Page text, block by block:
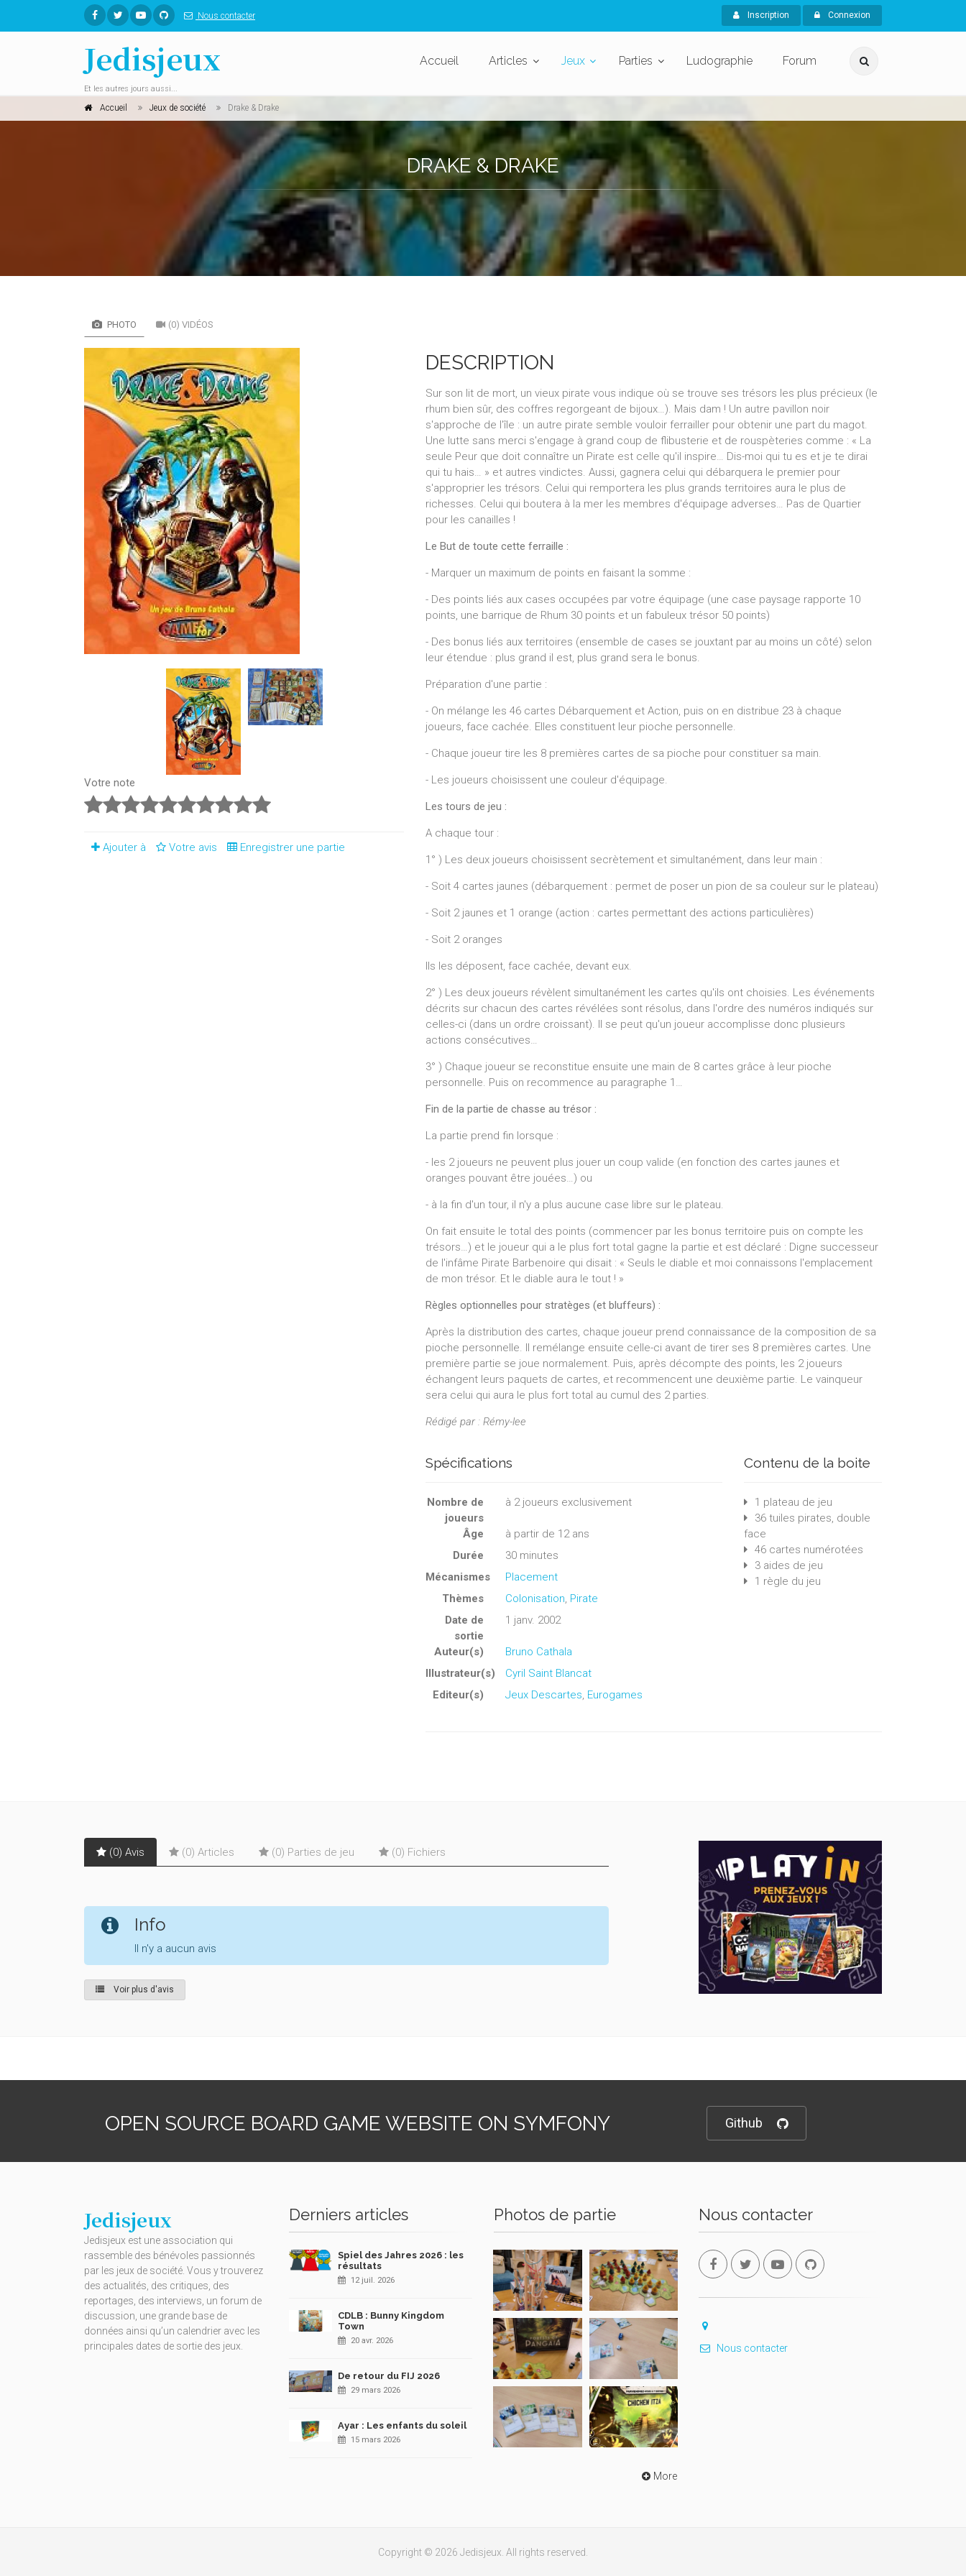
Nous contacter Inscription Connexion
Jedisjeux
Et les autres jours aussi...
Accueil Articles Jeux Parties Ludographie Forum
Accueil Jeux de société Drake & Drake
DRAKE & DRAKE
PHOTO (0) VIDÉOS
Votre note
Ajouter à Votre avis Enregistrer une partie
DESCRIPTION
Sur son lit de mort, un vieux pirate vous indique où se trouve ses trésors les plus précieux (le
rhum bien sûr, des coffres regorgeant de bijoux…). Mais dam ! Un autre pavillon noir
s'approche de l'île : un autre pirate semble vouloir ferrailler pour obtenir une part du magot.
Une lutte sans merci s'engage à grand coup de flibusterie et de rouspèteries comme : « La
seule Peur que doit connaître un Pirate est celle qu'il inspire… Dis-moi qui tu es et je te dirai
qui tu hais… » et autres vindictes. Aussi, gagnera celui qui débarquera le premier pour
s'approprier les trésors. Celui qui remportera les plus grands territoires aura le plus de
richesses. Celui qui boutera à la mer les membres d'équipage adverses… Pas de Quartier
pour les canailles !
Le But de toute cette ferraille :
- Marquer un maximum de points en faisant la somme :
- Des points liés aux cases occupées par votre équipage (une case paysage rapporte 10
points, une barrique de Rhum 30 points et un fabuleux trésor 50 points)
- Des bonus liés aux territoires (ensemble de cases se jouxtant par au moins un côté) selon
leur étendue : plus grand il est, plus grand sera le bonus.
Préparation d'une partie :
- On mélange les 46 cartes Débarquement et Action, puis on en distribue 23 à chaque
joueurs, face cachée. Elles constituent leur pioche personnelle.
- Chaque joueur tire les 8 premières cartes de sa pioche pour constituer sa main.
- Les joueurs choisissent une couleur d'équipage.
Les tours de jeu :
A chaque tour :
1° ) Les deux joueurs choisissent secrètement et simultanément, dans leur main :
- Soit 4 cartes jaunes (débarquement : permet de poser un pion de sa couleur sur le plateau)
- Soit 2 jaunes et 1 orange (action : cartes permettant des actions particulières)
- Soit 2 oranges
Ils les déposent, face cachée, devant eux.
2° ) Les deux joueurs révèlent simultanément les cartes qu'ils ont choisies. Les événements
décrits sur chacun des cartes révélées sont résolus, dans l'ordre des numéros indiqués sur
celles-ci (dans un ordre croissant). Il se peut qu'un joueur accomplisse donc plusieurs
actions consécutives…
3° ) Chaque joueur se reconstitue ensuite une main de 8 cartes grâce à leur pioche
personnelle. Puis on recommence au paragraphe 1…
Fin de la partie de chasse au trésor :
La partie prend fin lorsque :
- les 2 joueurs ne peuvent plus jouer un coup valide (en fonction des cartes jaunes et
oranges pouvant être jouées…) ou
- à la fin d'un tour, il n'y a plus aucune case libre sur le plateau.
On fait ensuite le total des points (commencer par les bonus territoire puis on compte les
trésors…) et le joueur qui a le plus fort total gagne la partie et est déclaré : Digne successeur
de l'infâme Pirate Barbenoire qui disait : « Seuls le diable et moi connaissons l'emplacement
de mon trésor. Et le diable aura le tout ! »
Règles optionnelles pour stratèges (et bluffeurs) :
Après la distribution des cartes, chaque joueur prend connaissance de la composition de sa
pioche personnelle. Il remélange ensuite celle-ci avant de tirer ses 8 premières cartes. Une
première partie se joue normalement. Puis, après décompte des points, les 2 joueurs
échangent leurs paquets de cartes, et recommencent une deuxième partie. Le vainqueur
sera celui qui aura le plus fort total au cumul des 2 parties.
Rédigé par : Rémy-lee
Spécifications
Nombre de
joueurs
à 2joueurs exclusivement
Âge
à partir de 12 ans
Durée
30 minutes
Mécanismes
Placement
Thèmes
Colonisation, Pirate
Date de
sortie
1 janv. 2002
Auteur(s)
Bruno Cathala
Illustrateur(s)
Cyril Saint Blancat
Editeur(s)
Jeux Descartes, Eurogames
Contenu de la boite
1 plateau de jeu
36 tuiles pirates, double
face
46 cartes numérotées
3 aides de jeu
1 règle du jeu
(0) Avis (0) Articles (0) Parties de jeu (0) Fichiers
Info
Il n'y a aucun avis
Voir plus d'avis
OPEN SOURCE BOARD GAME WEBSITE ON SYMFONY Github
Jedisjeux
Jedisjeux est une association qui
rassemble des bénévoles passionnés
par les jeux de société. Vous y trouverez
des actualités, des critiques, des
reportages, des interviews, un forum de
discussion, une grande base de
données ainsi qu’un calendrier avec les
principales dates de sortie des jeux.
Derniers articles
Spiel des Jahres 2026 : les
résultats
12 juil. 2026
CDLB : Bunny Kingdom
Town
20 avr. 2026
De retour du FIJ 2026
29 mars 2026
Ayar : Les enfants du soleil
15 mars 2026
Photos de partie
More
Nous contacter
Nous contacter
Copyright © 2026 Jedisjeux. All rights reserved.